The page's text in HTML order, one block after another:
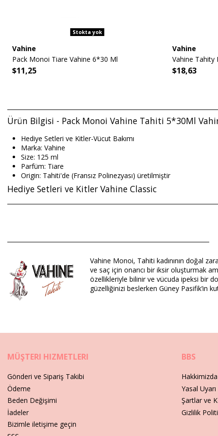
Stokta yok
Vahine
Pack Monoi Tiare Vahine 6*30 Ml
$11,25
Vahine
Vahine
$18,63
Ürün Bilgisi - Pack Monoi Vahine Tahiti 5*30Ml
Hediye Setleri ve Kitler-Vücut Bakımı
Marka: Vahine
Size: 125 ml
Parfüm: Tiare
Origin: Tahiti'de (Fransız Polinezyası) üretilmiştir
Hediye Setleri ve Kitler Vahine Classic
Departman: Unisex, Hediye Setleri ve Kitler
Paket içeriği: 1 x Hediye Setleri ve Kitler (Diğer aksesuarlar
HS CODE: 330499
SKU: 198206
EAN: Boyut benzersiz (7899650001955)
Vahine Monoi, Tahiti kadınının doğal
ve saç için onarıcı bir iksir oluşturmak
özellikleriyle bilinir ve vücuda ipeksi bir
güzelliğinizi beslerken Güney Pasifik’in
MÜŞTERI HIZMETLERI
Gönderi ve Sipariş Takibi
Ödeme
Beden Değişimi
İadeler
Bizimle iletişime geçin
BBS
Hakkimizda
Yasal Uyarı
Şartlar ve
Gizlilik